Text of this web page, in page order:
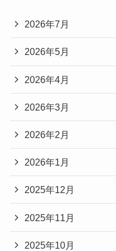
2026年7月
2026年5月
2026年4月
2026年3月
2026年2月
2026年1月
2025年12月
2025年11月
2025年10月